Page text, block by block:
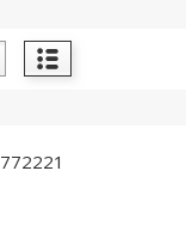
772221